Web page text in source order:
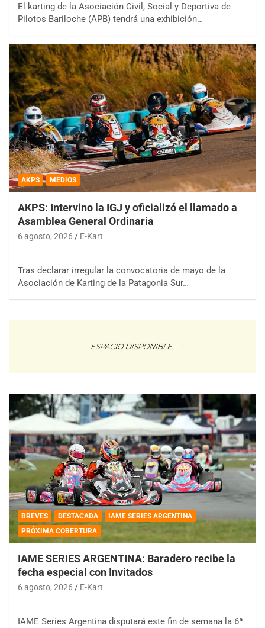
El karting de la Asociación Civil, Social y Deportiva de
Pilotos Bariloche (APB) tendrá una exhibición…
AKPS MEDIOS
AKPS: Intervino la IGJ y oficializó el llamado a
Asamblea General Ordinaria
6 agosto, 2026 E-Kart
Tras declarar irregular la convocatoria de mayo de la
Asociación de Karting de la Patagonia Sur…
BREVES DESTACADA
IAME SERIES ARGENTINA
PRÓXIMA COBERTURA
IAME SERIES ARGENTINA: Baradero recibe la
fecha especial con Invitados
6 agosto, 2026 E-Kart
IAME Series Argentina disputará este fin de semana la 6ª